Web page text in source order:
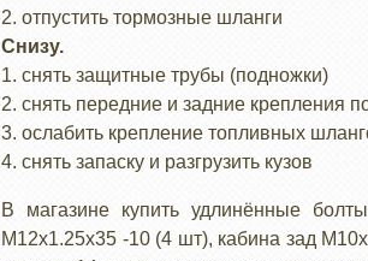
2. отпустить тормозные шланги
Снизу.
1. снять защитные трубы (подножки)
2. снять передние и задние крепления
3. ослабить крепление топливных
4. снять запаску и разгрузить кузов
В магазине купить удлинённые
М12х1.25х35 -10 (4 шт), кабина зад